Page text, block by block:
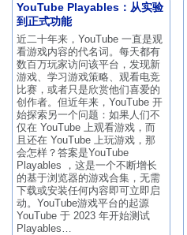
YouTube Playables：从实验
到正式功能
近二十年来，YouTube 一直是观
看游戏内容的代名词。每天都有
数百万玩家访问该平台，发现新
游戏、学习游戏策略、观看电竞
比赛，或者只是欣赏他们喜爱的
创作者。但近年来，YouTube 开
始探索另一个问题：如果人们不
仅在 YouTube 上观看游戏，而
且还在 YouTube 上玩游戏，那
会怎样？答案是YouTube
Playables ，这是一个不断增长
的基于浏览器的游戏合集，无需
下载或安装任何内容即可立即启
动。YouTube游戏平台的起源
YouTube 于 2023 年开始测试
Playables…